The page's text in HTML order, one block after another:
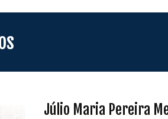
Júlio Maria Pereira